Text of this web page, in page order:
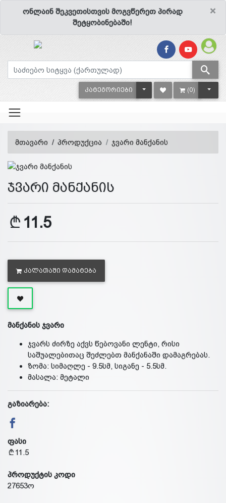
×
ონლაინ შეკვეთისთვის მოგვწერეთ პირად
შეტყობინებაში!
ᲙᲐᲢᲔᲒᲝᲠᲘᲔᲑᲘ TOGGLE DROPDOWN
(0)
მთავარი პროდუქცია ჯვარი მანქანის
ჯვარი მანქანის
11.5
ᲙᲐᲚᲐᲗᲐᲨᲘ ᲓᲐᲛᲐᲢᲔᲑᲐ
მანქანის ჯვარი
ჯვარს ძირზე აქვს წებოვანი ლენტი, რისი
საშუალებითაც შეძლებთ მანქანაში დამაგრებას.
ზომა: სიმაღლე - 9.5სმ, სიგანე - 5.5სმ.
მასალა: მეტალი
გაზიარება:
ფასი
11.5
პროდუქტის კოდი
27653ო